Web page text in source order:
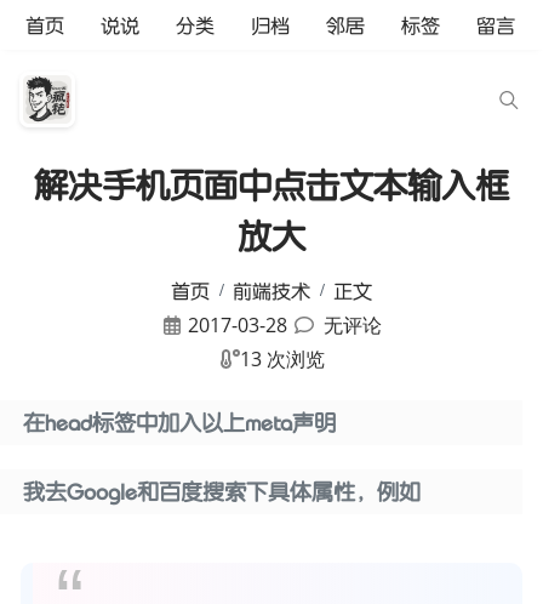
首页 说说 分类 归档 邻居 标签 留言
解决手机页面中点击文本输入框
放大
首页 前端技术 正文
2017-03-28
无评论
13 次浏览
在head标签中加入以上meta声明
我去Google和百度搜索下具体属性，例如